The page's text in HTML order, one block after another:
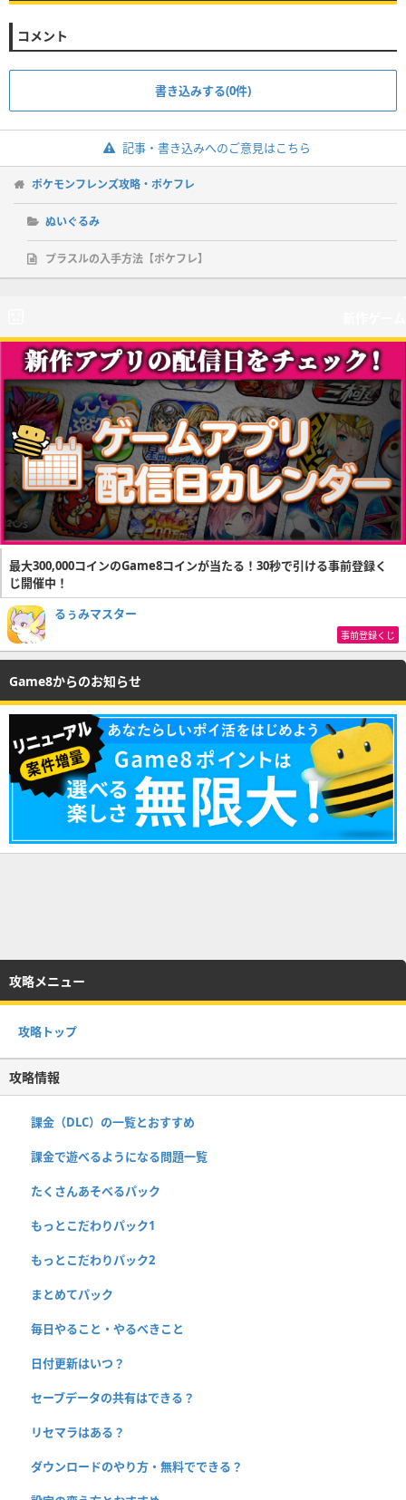
コメント
書き込みする(0件)
記事・書き込みへのご意見はこちら
ポケモンフレンズ攻略・ポケフレ
ぬいぐるみ
プラスルの入手方法【ポケフレ】
最大300,000コインのGame8コインが当たる！30秒で引ける事前登録く
じ開催中！
るぅみマスター
事前登録くじ
Game8からのお知らせ
攻略メニュー
攻略トップ
攻略情報
課金（DLC）の一覧とおすすめ
課金で遊べるようになる問題一覧
たくさんあそべるパック
もっとこだわりパック1
もっとこだわりパック2
まとめてパック
毎日やること・やるべきこと
日付更新はいつ？
セーブデータの共有はできる？
リセマラはある？
ダウンロードのやり方・無料でできる？